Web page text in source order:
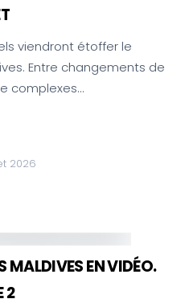
viendront étoffer le
Entre changements de
complexes…
2026
MALDIVES EN VIDÉO.
2